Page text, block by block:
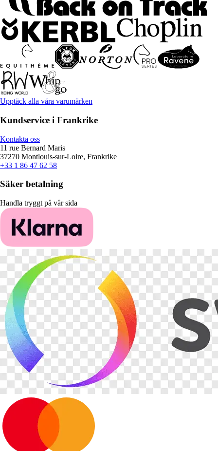
Upptäck alla våra varumärken
Kundservice i Frankrike
Kontakta oss
11 rue Bernard Maris
37270 Montlouis-sur-Loire, Frankrike
+33 1 86 47 62 58
Säker betalning
Handla tryggt på vår sida